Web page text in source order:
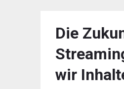
Die
wir